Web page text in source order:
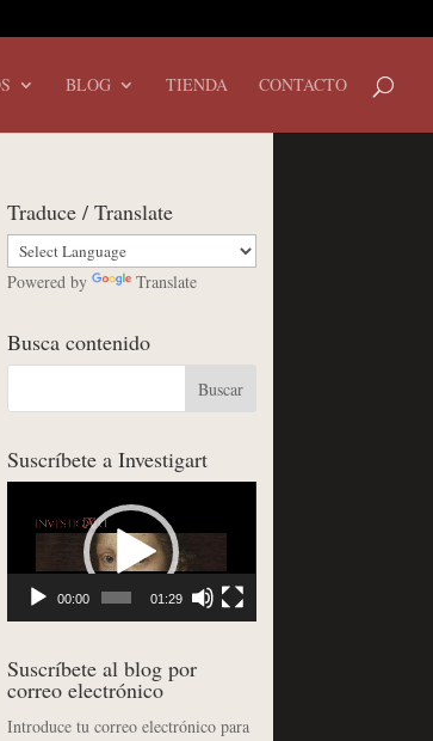
BLOG TIENDA CONTACTO
Traduce / Translate
Powered by Translate
Busca contenido
Suscríbete a Investigart
00:00 01:29
Suscríbete al blog por
correo electrónico
Introduce tu correo electrónico para